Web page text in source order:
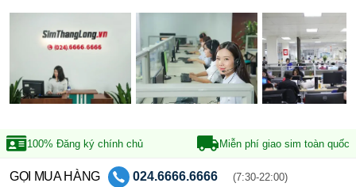
100% Đăng ký chính chủ Miễn phí giao sim toàn quốc
GỌI MUA HÀNG 024.6666.6666 (7:30-22:00)